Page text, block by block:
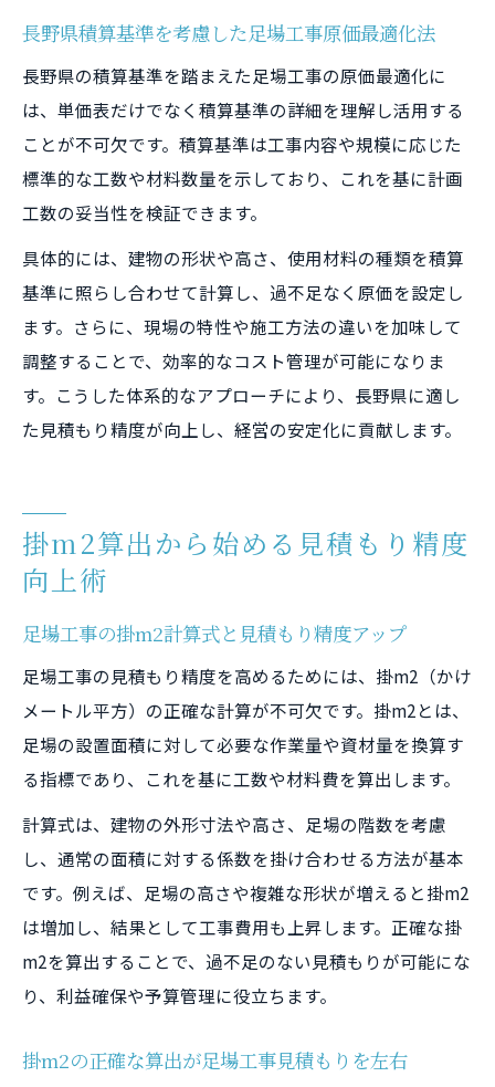
長野県積算基準を考慮した足場工事原価最適化法
長野県の積算基準を踏まえた足場工事の原価最適化に
は、単価表だけでなく積算基準の詳細を理解し活用する
ことが不可欠です。積算基準は工事内容や規模に応じた
標準的な工数や材料数量を示しており、これを基に計画
工数の妥当性を検証できます。
具体的には、建物の形状や高さ、使用材料の種類を積算
基準に照らし合わせて計算し、過不足なく原価を設定し
ます。さらに、現場の特性や施工方法の違いを加味して
調整することで、効率的なコスト管理が可能になりま
す。こうした体系的なアプローチにより、長野県に適し
た見積もり精度が向上し、経営の安定化に貢献します。
掛m2算出から始める見積もり精度
向上術
足場工事の掛m2計算式と見積もり精度アップ
足場工事の見積もり精度を高めるためには、掛m2（かけ
メートル平方）の正確な計算が不可欠です。掛m2とは、
足場の設置面積に対して必要な作業量や資材量を換算す
る指標であり、これを基に工数や材料費を算出します。
計算式は、建物の外形寸法や高さ、足場の階数を考慮
し、通常の面積に対する係数を掛け合わせる方法が基本
です。例えば、足場の高さや複雑な形状が増えると掛m2
は増加し、結果として工事費用も上昇します。正確な掛
m2を算出することで、過不足のない見積もりが可能にな
り、利益確保や予算管理に役立ちます。
掛m2の正確な算出が足場工事見積もりを左右